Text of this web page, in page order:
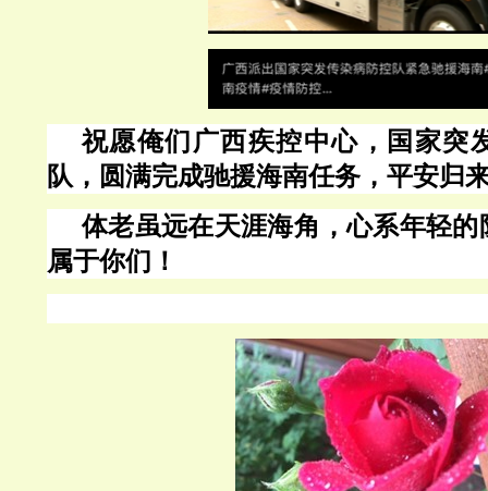
祝愿俺们广西疾控中心，国家突
队，圆满完成驰援海南任务，平安归
体老虽远在天涯海角，心系年轻
属于你们！